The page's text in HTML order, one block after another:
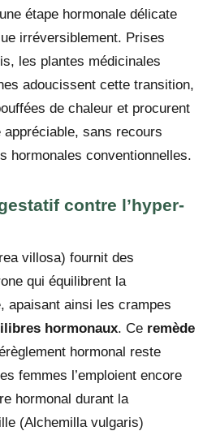
étape hormonale délicate
irréversiblement. Prises
les plantes médicinales
adoucissent cette transition,
de chaleur et procurent
sans recours
hormonales conventionnelles.
contre l’hyper-
villosa) fournit des
qui équilibrent la
apaisant ainsi les crampes
hormonaux. Ce remède
hormonal reste
femmes l’emploient encore
hormonal durant la
(Alchemilla vulgaris)